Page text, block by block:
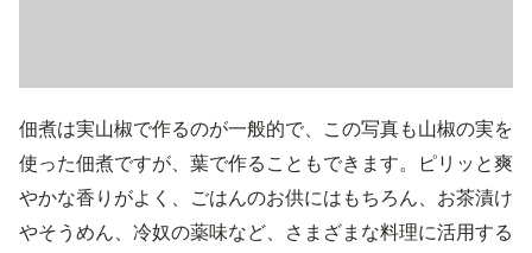
佃煮は実山椒で作るのが一般的で、この写真も山椒の実を
使った佃煮ですが、葉で作ることもできます。ピリッと爽
やかな香りがよく、ごはんのお供にはもちろん、お茶漬け
やそうめん、冷奴の薬味など、さまざまな料理に活用する